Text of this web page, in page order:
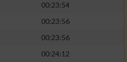
00:23:54
00:23:56
00:23:56
00:24:12